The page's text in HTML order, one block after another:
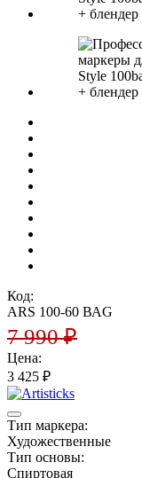
Код:
ARS 100-60 ВАG
7 990₽
Цена:
3 425 ₽
Тип маркера:
Художественные
Тип основы:
Спиртовая